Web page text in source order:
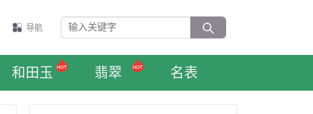
导航
和田玉 翡翠 名表